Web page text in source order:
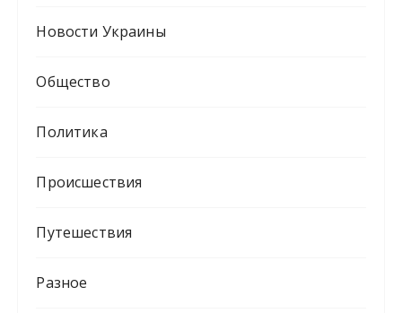
Новости Украины
Общество
Политика
Происшествия
Путешествия
Разное